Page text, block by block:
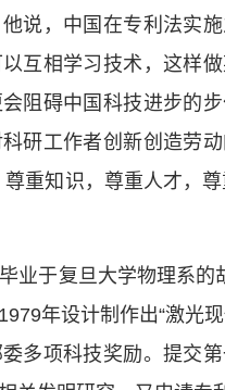
说，中国在专利法实
互相学习技术，这样
阻碍中国科技进步的
研工作者创新创造劳
重知识，尊重人才，
于复旦大学物理系的
年设计制作出“激光
多项科技奖励。提交